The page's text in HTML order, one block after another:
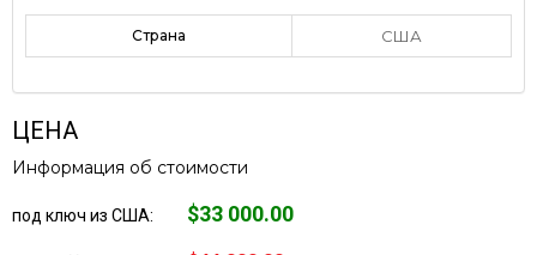
Страна США
ЦЕНА
Информация об стоимости
под ключ из США: $33 000.00